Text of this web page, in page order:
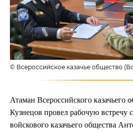
© Всероссийское казачье общество
Атаман Всероссийского казачьего
Кузнецов провел рабочую встречу
войскового казачьего общества